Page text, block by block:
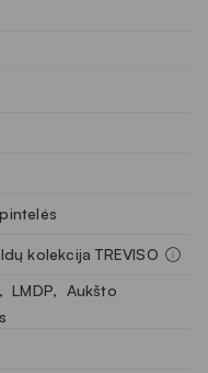
kolekcija TREVISO
LMDP, Aukšto